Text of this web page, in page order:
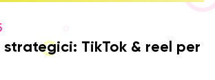
TikTok & reel per